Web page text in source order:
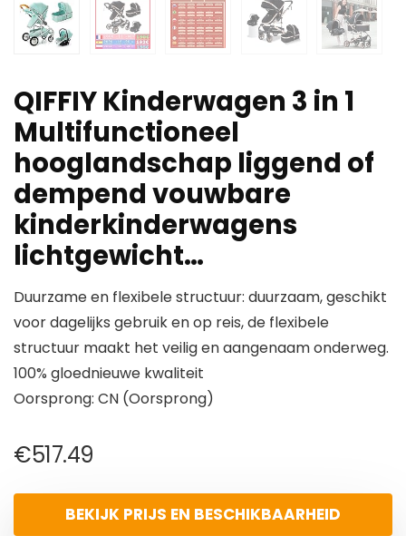
QIFFIY Kinderwagen 3 in 1
Multifunctioneel
hooglandschap liggend of
dempend vouwbare
kinderkinderwagens
lichtgewicht…
Duurzame en flexibele structuur: duurzaam, geschikt
voor dagelijks gebruik en op reis, de flexibele
structuur maakt het veilig en aangenaam onderweg.
100% gloednieuwe kwaliteit
Oorsprong: CN (Oorsprong)
€517.49
BEKIJK PRIJS EN BESCHIKBAARHEID